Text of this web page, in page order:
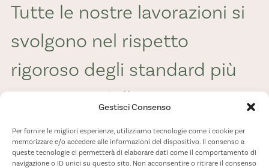
Gestisci Consenso
Per fornire le migliori esperienze, utilizziamo tecnologie come i cookie per
memorizzare e/o accedere alle informazioni del dispositivo. Il consenso a
queste tecnologie ci permetterà di elaborare dati come il comportamento di
navigazione o ID unici su questo sito. Non acconsentire o ritirare il consenso
Tutte le nostre lavorazioni si
svolgono nel rispetto
rigoroso degli standard più
avanzati e delle normative in
vigore, garantendo ai nostri
clienti la tracciabilità totale